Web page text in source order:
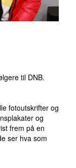
til DNB.
fotoutskrifter og
og
frem på en
ser hva som